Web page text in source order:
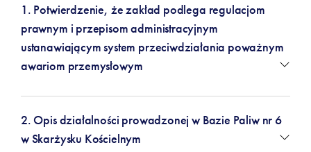
1. Potwierdzenie, że zakład podlega regulacjom
prawnym i przepisom administracyjnym
ustanawiającym system przeciwdziałania poważnym
awariom przemysłowym
2. Opis działalności prowadzonej w Bazie Paliw nr 6
w Skarżysku Kościelnym